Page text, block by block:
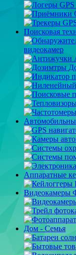
Поисковая
видеокамер
Аппаратные
Видеокамеры
Дом - Семья